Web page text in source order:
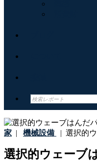
家 | 機械設備 | 選択的
選択的ウェーブ